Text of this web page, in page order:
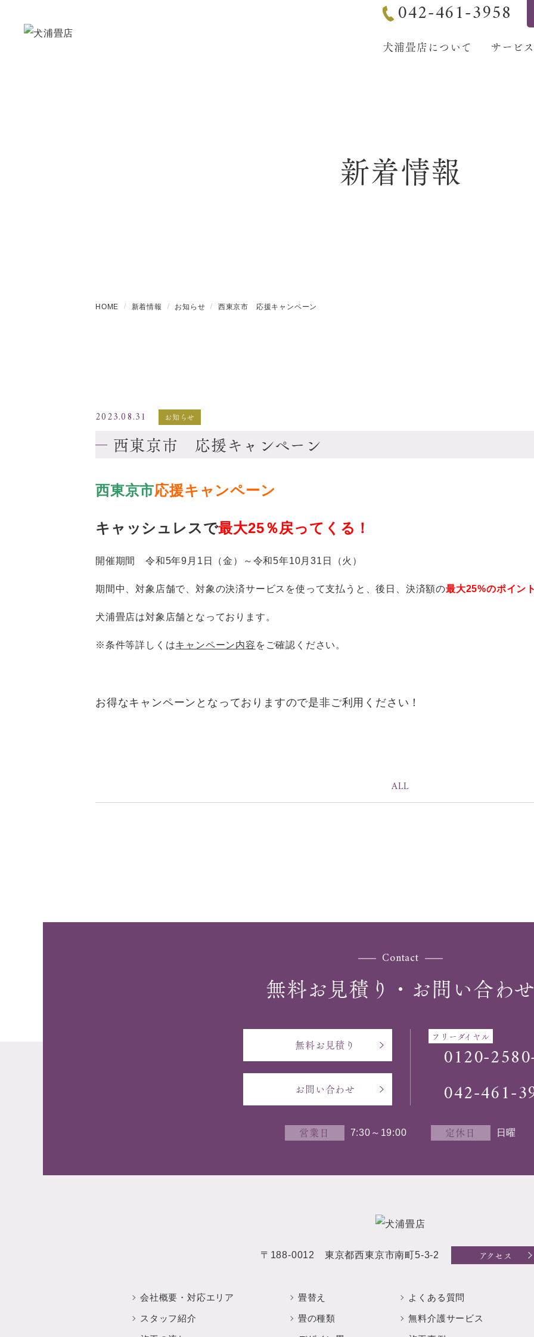
042-461-3958
犬浦畳店について サービス
新着情報
HOME 新着情報 お知らせ 西東京市 応援キャンペーン
2023.08.31 お知らせ
西東京市 応援キャンペーン
西東京市応援キャンペーン
キャッシュレスで最大25％戻ってくる！
開催期間 令和5年9月1日（金）～令和5年10月31日（火）
期間中、対象店舗で、対象の決済サービスを使って支払うと、後日、決済額の最大25%のポイント
犬浦畳店は対象店舗となっております。
※条件等詳しくはキャンペーン内容 をご確認ください。
お得なキャンペーンとなっておりますので是非ご利用ください！
ALL
Contact
無料お見積り・お問い合わせ
無料お見積り
お問い合わせ
フリーダイヤル
0120-
042-461-
営業日 7:30～19:00 定休日 日曜
〒188-0012 東京都西東京市南町5-3-2 アクセス
会社概要・ 対応エリア
スタッフ紹介
畳替え
畳の種類
よくある質問
無料介護サービス